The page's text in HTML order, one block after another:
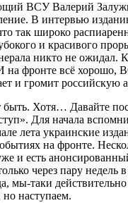
ВСУ Валерий
В интервью
так широко
и красивого
никто не ожидал.
на фронте всё хорошо,
и громит российскую
быть. Хотя… Давайте
Для начала
лета украинские
на фронте.
и есть
через пару недель
мы-таки
но наступаем.